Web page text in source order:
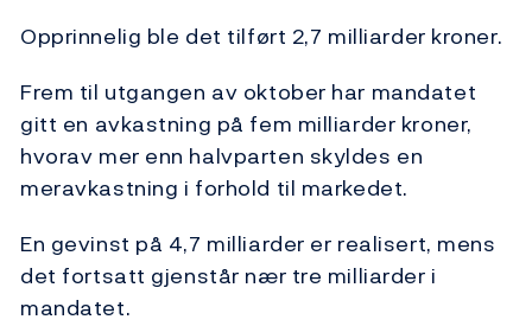
Opprinnelig ble det tilført 2,7 milliarder kroner.
Frem til utgangen av oktober har mandatet
gitt en avkastning på fem milliarder kroner,
hvorav mer enn halvparten skyldes en
meravkastning i forhold til markedet.
En gevinst på 4,7 milliarder er realisert, mens
det fortsatt gjenstår nær tre milliarder i
mandatet.